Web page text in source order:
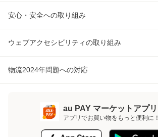
安心・安全への取り組み
ウェブアクセシビリティの取り組み
物流2024年問題への対応
au PAY マーケットアプリ
アプリでお買い物をもっと便利に！